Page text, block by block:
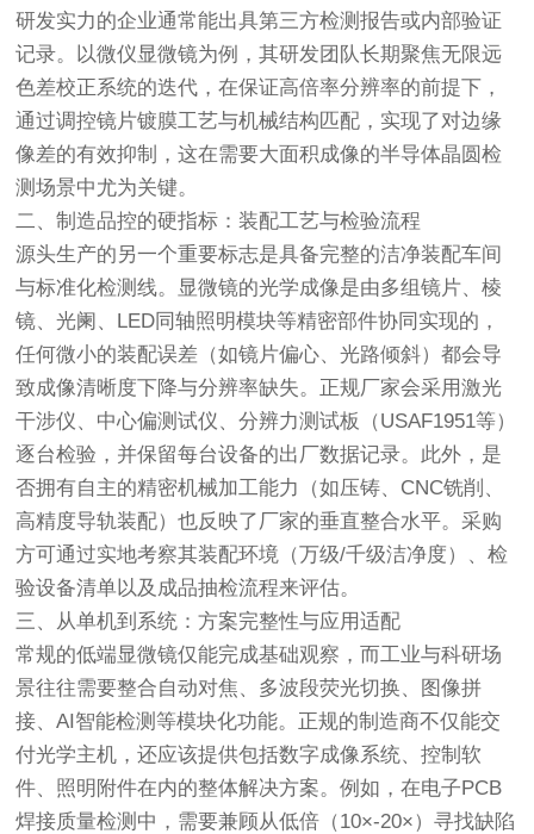
研发实力的企业通常能出具第三方检测报告或内部验证
记录。以微仪显微镜为例，其研发团队长期聚焦无限远
色差校正系统的迭代，在保证高倍率分辨率的前提下，
通过调控镜片镀膜工艺与机械结构匹配，实现了对边缘
像差的有效抑制，这在需要大面积成像的半导体晶圆检
测场景中尤为关键。
二、制造品控的硬指标：装配工艺与检验流程
源头生产的另一个重要标志是具备完整的洁净装配车间
与标准化检测线。显微镜的光学成像是由多组镜片、棱
镜、光阑、LED同轴照明模块等精密部件协同实现的，
任何微小的装配误差（如镜片偏心、光路倾斜）都会导
致成像清晰度下降与分辨率缺失。正规厂家会采用激光
干涉仪、中心偏测试仪、分辨力测试板（USAF1951等）
逐台检验，并保留每台设备的出厂数据记录。此外，是
否拥有自主的精密机械加工能力（如压铸、CNC铣削、
高精度导轨装配）也反映了厂家的垂直整合水平。采购
方可通过实地考察其装配环境（万级/千级洁净度）、检
验设备清单以及成品抽检流程来评估。
三、从单机到系统：方案完整性与应用适配
常规的低端显微镜仅能完成基础观察，而工业与科研场
景往往需要整合自动对焦、多波段荧光切换、图像拼
接、AI智能检测等模块化功能。正规的制造商不仅能交
付光学主机，还应该提供包括数字成像系统、控制软
件、照明附件在内的整体解决方案。例如，在电子PCB
焊接质量检测中，需要兼顾从低倍（10×-20×）寻找缺陷